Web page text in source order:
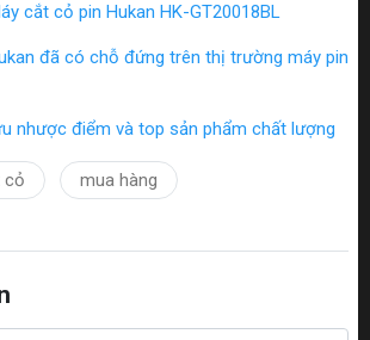
cắt cỏ pin Hukan HK-GT20018BL
đã có chỗ đứng trên thị trường máy pin
nhược điểm và top sản phẩm chất lượng
cỏ mua hàng